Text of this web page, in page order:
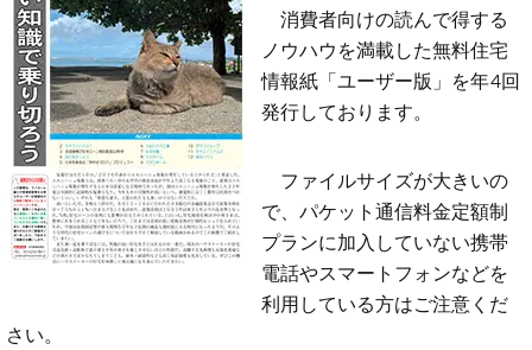
消費者向けの読んで得する
ノウハウを満載した無料住宅
情報紙「ユーザー版」を年4回
発行しております。
ファイルサイズが大きいの
で、パケット通信料金定額制
プランに加入していない携帯
電話やスマートフォンなどを
利用している方はご注意くだ
さい。